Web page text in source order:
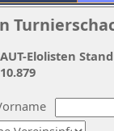
AUT-Elolisten
10.879